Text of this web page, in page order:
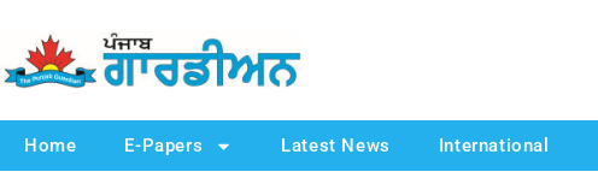
Home E-Papers Latest News International